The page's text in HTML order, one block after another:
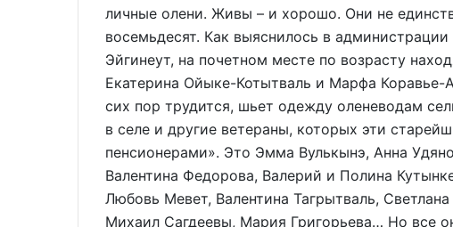
личные олени. Живы – и хорошо. Они не
восемьдесят. Как выяснилось в
Эйгинеут, на почетном месте по возрасту
Екатерина Ойыке-Котытваль и Марфа Коравье-
сих пор трудится, шьет одежду оленеводам
в селе и другие ветераны, которых эти
пенсионерами». Это Эмма Вулькынэ, Анна
Валентина Федорова, Валерий и Полина
Любовь Мевет, Валентина Тагрытваль,
Михаил Сагдеевы, Мария Григорьева… Но все